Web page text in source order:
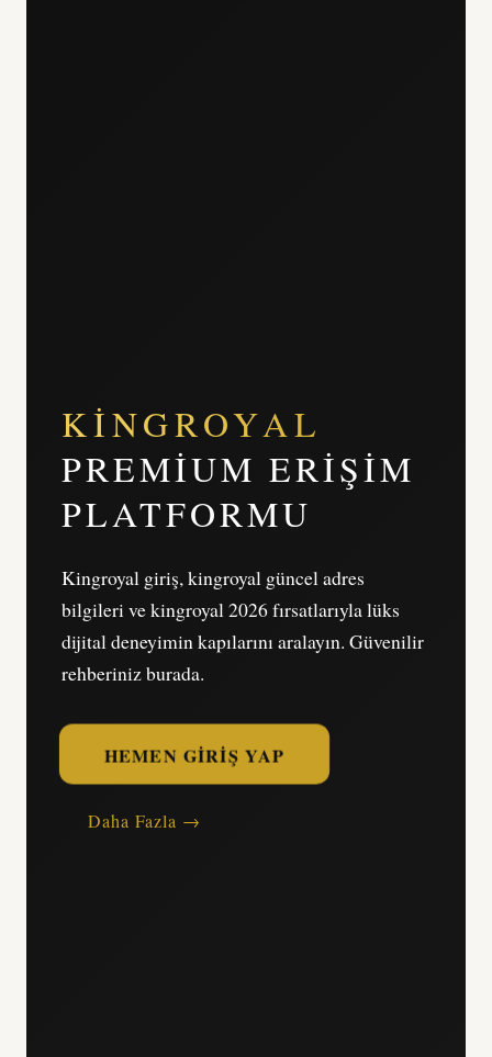
KINGROYAL
PREMIUM ERIŞIM
PLATFORMU
Kingroyal giriş, kingroyal güncel adres
bilgileri ve kingroyal 2026 fırsatlarıyla lüks
dijital deneyimin kapılarını aralayın. Güvenilir
rehberiniz burada.
HEMEN GIRIŞ YAP
Daha Fazla →